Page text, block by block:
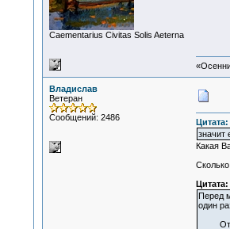
Сaementarius Civitas Solis Aeterna
Владислав
Ветеран
Сообщений: 2486
значит
Какая
Цитата:
Перед
один
Ответ